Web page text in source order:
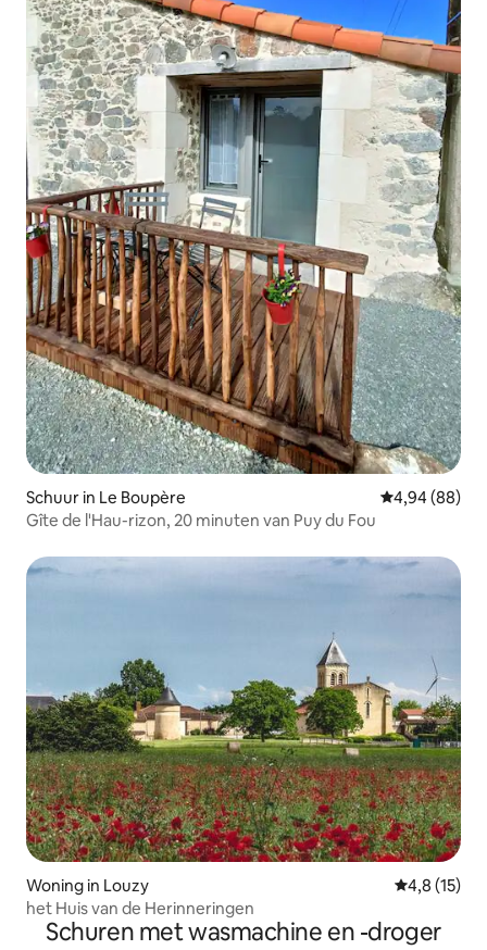
Schuur in Le Boupère Gemiddelde
4,94 (88)
Gîte de l'Hau-rizon, 20 minuten van Puy du Fou
Woning in Louzy
4,8 (15)
het Huis van de Herinneringen
Schuren met wasmachine en -droger